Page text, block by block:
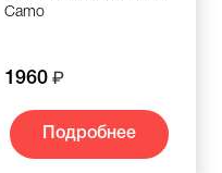
Camo
1960
Подробнее